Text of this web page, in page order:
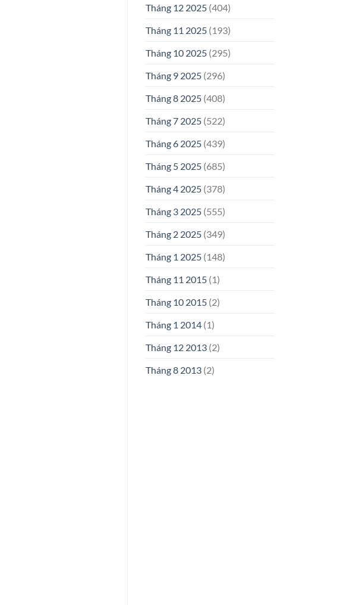
Tháng 12 2025(404)
Tháng 11 2025(193)
Tháng 10 2025(295)
Tháng 9 2025(296)
Tháng 8 2025(408)
Tháng 7 2025(522)
Tháng 6 2025(439)
Tháng 5 2025(685)
Tháng 4 2025(378)
Tháng 3 2025(555)
Tháng 2 2025(349)
Tháng 1 2025(148)
Tháng 11 2015(1)
Tháng 10 2015(2)
Tháng 1 2014(1)
Tháng 12 2013(2)
Tháng 8 2013(2)